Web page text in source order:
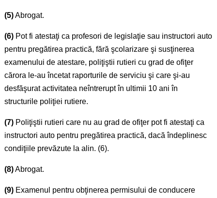
(5)Abrogat.
(6)Pot fi atestaţi ca profesori de legislaţie sau instructori auto
pentru pregătirea practică, fără şcolarizare şi susţinerea
examenului de atestare, poliţiştii rutieri cu grad de ofiţer
cărora le-au încetat raporturile de serviciu şi care şi-au
desfăşurat activitatea neîntrerupt în ultimii 10 ani în
structurile poliţiei rutiere.
(7)Poliţiştii rutieri care nu au grad de ofiţer pot fi atestaţi ca
instructori auto pentru pregătirea practică, dacă îndeplinesc
condiţiile prevăzute la alin. (6).
(8)Abrogat.
(9)Examenul pentru obţinerea permisului de conducere